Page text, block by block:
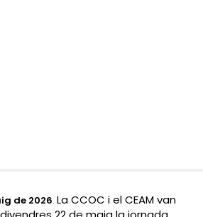
de 2026.La CCOC i el CEAM van